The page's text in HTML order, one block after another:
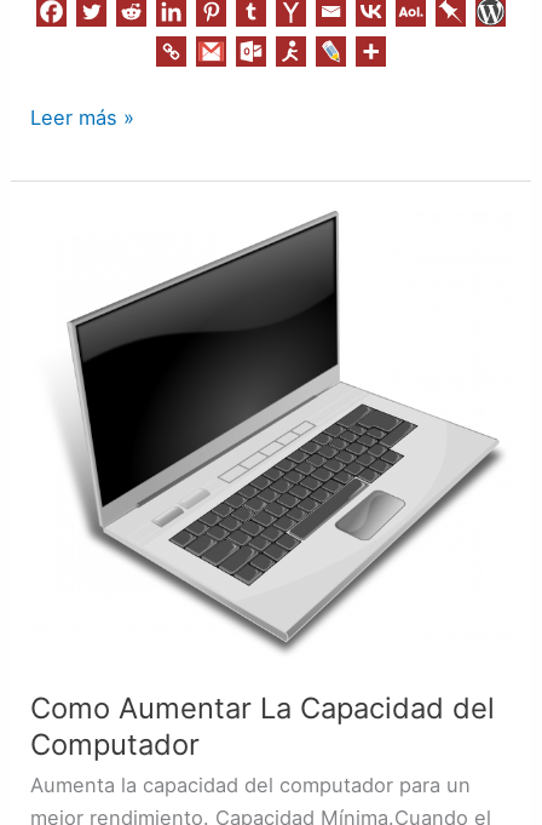
Leer más »
Como Aumentar La Capacidad del
Computador
Aumenta la capacidad del computador para un
mejor rendimiento. Capacidad Mínima.Cuando el
Capacidad
Computador